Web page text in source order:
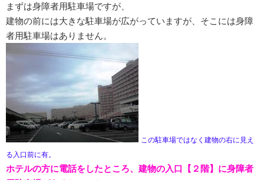
まずは身障者用駐車場ですが、
建物の前には大きな駐車場が広がっていますが、そこには身障
者用駐車場はありません。
この駐車場ではなく建物の右に見え
る入口前に有。
ホテルの方に電話をしたところ、建物の入口【２階】に身障者